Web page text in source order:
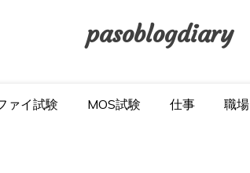
pasoblogdiary
ァイ試験 MOS試験 仕事 職場